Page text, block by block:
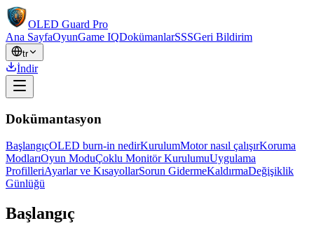
OLED Guard Pro
Ana SayfaOyunGame IQDokümanlarSSSGeri Bildirim
tr
İndir
Dokümantasyon
BaşlangıçOLED burn-in nedirKurulumMotor nasıl çalışırKoruma
ModlarıOyun ModuÇoklu Monitör KurulumuUygulama
ProfilleriAyarlar ve KısayollarSorun GidermeKaldırmaDeğişiklik
Günlüğü
Başlangıç